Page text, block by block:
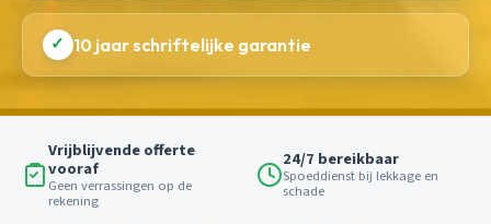
✓ 10 jaar schriftelijke garantie
Vrijblijvende offerte
vooraf
Geen verrassingen op de
rekening
24/7 bereikbaar
Spoeddienst bij lekkage en
schade